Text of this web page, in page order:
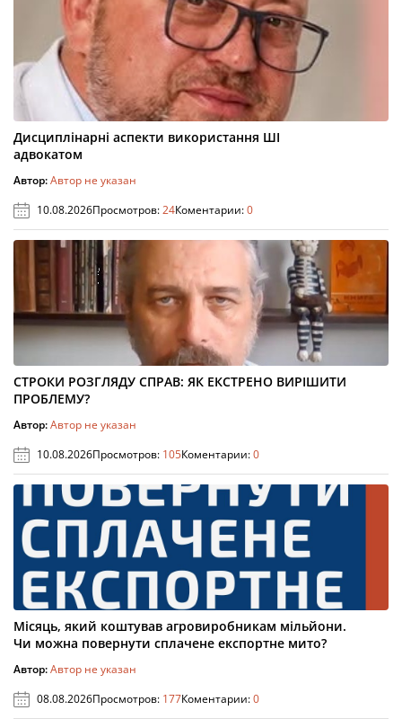
Дисциплінарні аспекти використання ШІ
адвокатом
Автор:Автор не указан
10.08.2026Просмотров:24Коментарии:0
СТРОКИ РОЗГЛЯДУ СПРАВ: ЯК ЕКСТРЕНО ВИРІШИТИ
ПРОБЛЕМУ?
Автор:Автор не указан
10.08.2026Просмотров: 105Коментарии:0
Місяць, який коштував агровиробникам мільйони.
Чи можна повернути сплачене експортне мито?
Автор:Автор не указан
08.08.2026Просмотров: 177Коментарии:0